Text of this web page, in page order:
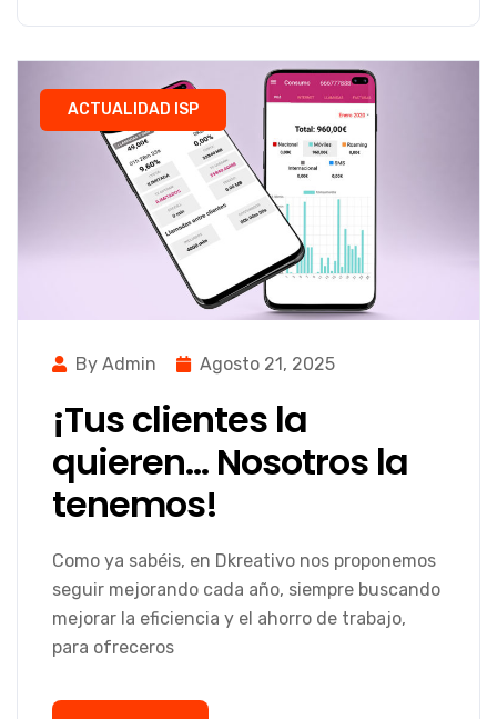
ACTUALIDAD ISP
By Admin Agosto 21, 2025
¡Tus clientes la
quieren… Nosotros la
tenemos!
Como ya sabéis, en Dkreativo nos proponemos
seguir mejorando cada año, siempre buscando
mejorar la eficiencia y el ahorro de trabajo,
para ofreceros